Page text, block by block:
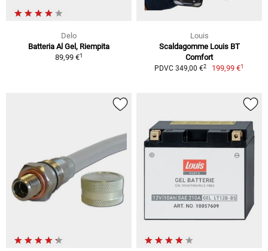
Delo
Batteria Al Gel, Riempita
89,99 €1
Louis
Scaldagomme Louis BT
Comfort
PDVC 349,00 €2 199,99 €1